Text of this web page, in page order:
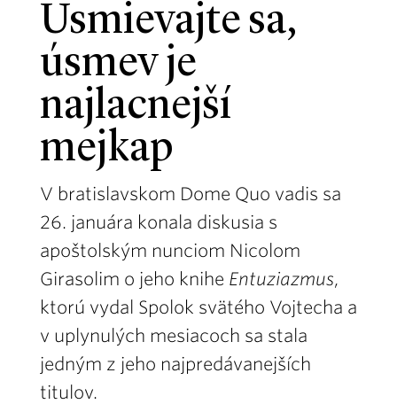
Usmievajte sa,
úsmev je
najlacnejší
mejkap
V bratislavskom Dome Quo vadis sa
26. januára konala diskusia s
apoštolským nunciom Nicolom
Girasolim o jeho knihe Entuziazmus,
ktorú vydal Spolok svätého Vojtecha a
v uplynulých mesiacoch sa stala
jedným z jeho najpredávanejších
titulov.